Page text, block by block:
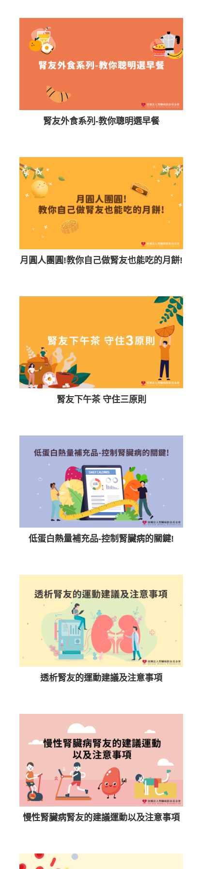
腎友外食系列-教你聰明選早餐
月圓人團圓!教你自己做腎友也能吃的月餅!
腎友下午茶 守住三原則
低蛋白熱量補充品-控制腎臟病的關鍵!
透析腎友的運動建議及注意事項
慢性腎臟病腎友的建議運動以及注意事項